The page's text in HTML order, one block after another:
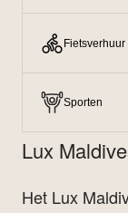
Lux
Het Lux
Fietsverhuur
Sporten